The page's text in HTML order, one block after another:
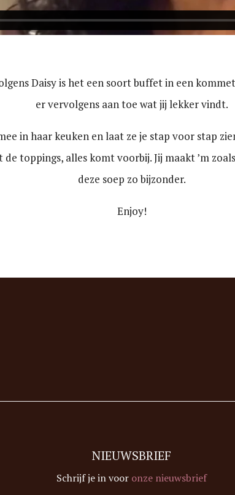
Daisy is het een soort buffet in een
er vervolgens aan toe wat jij lekker vindt.
in haar keuken en laat ze je stap voor stap
toppings, alles komt voorbij. Jij maakt ’m
deze soep zo bijzonder.
Enjoy!
NIEUWSBRIEF
Schrijf je in voor onze nieuwsbrief